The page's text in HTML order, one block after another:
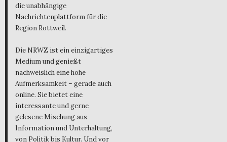
die unabhängige
Nachrichtenplattform für die
Region Rottweil.
Die NRWZ ist ein einzigartiges
Medium und genießt
nachweislich eine hohe
Aufmerksamkeit – gerade auch
online. Sie bietet eine
interessante und gerne
gelesene Mischung aus
Information und Unterhaltung,
von Politik bis Kultur. Und vor